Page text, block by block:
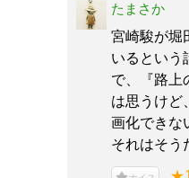
たまさか
宮崎駿が堀
いるという
で、『路上
は思うけど
画化できな
それはそう